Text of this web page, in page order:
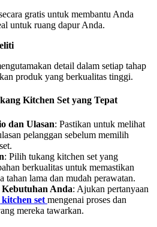
gratis untuk membantu Anda
untuk ruang dapur Anda.
detail dalam setiap tahap
produk yang berkualitas tinggi.
Kitchen Set yang Tepat
dan Ulasan: Pastikan untuk melihat
pelanggan sebelum memilih
: Pilih tukang kitchen set yang
berkualitas untuk memastikan
tahan lama dan mudah perawatan.
Anda: Ajukan pertanyaan
set mengenai proses dan
mereka tawarkan.